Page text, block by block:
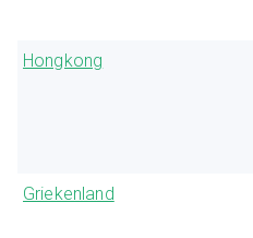
Hongkong
Griekenland